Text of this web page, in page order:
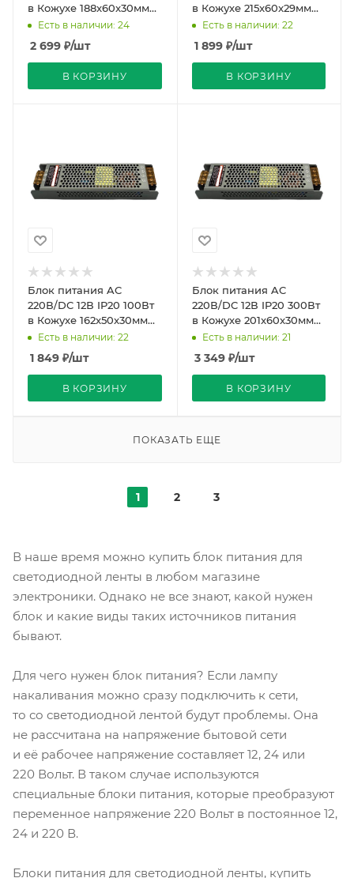
в Кожухе 188x60x30мм
Compound Strait PRO
REDIGLE (45)
Есть в наличии: 24
2 699 ₽/шт
В КОРЗИНУ
в Кожухе 215x60x29мм
Compound DIM Strait
REDIGLE (45)
Есть в наличии: 22
1 899₽/шт
В КОРЗИНУ
Блок питания AC
220В/DC 12В IP20 100Вт
в Кожухе 162x50x30мм
Compound Strait PRO
REDIGLE (60)
Есть в наличии: 22
1 849 ₽/шт
В КОРЗИНУ
Блок питания AC
220В/DC 12В IP20 300Вт
в Кожухе 201x60x30мм
Compound Strait PRO
REDIGLE (45)
Есть в наличии: 21
3 349₽/шт
В КОРЗИНУ
ПОКАЗАТЬ ЕЩЕ
1 2 3
В наше время можно купить блок питания для
светодиодной ленты в любом магазине
электроники. Однако не все знают, какой нужен
блок и какие виды таких источников питания
бывают.
Для чего нужен блок питания? Если лампу
накаливания можно сразу подключить к сети,
то со светодиодной лентой будут проблемы. Она
не рассчитана на напряжение бытовой сети
и её рабочее напряжение составляет 12, 24 или
220 Вольт. В таком случае используются
специальные блоки питания, которые преобразуют
переменное напряжение 220 Вольт в постоянное 12,
24 и 220 В.
Блоки питания для светодиодной ленты, купить